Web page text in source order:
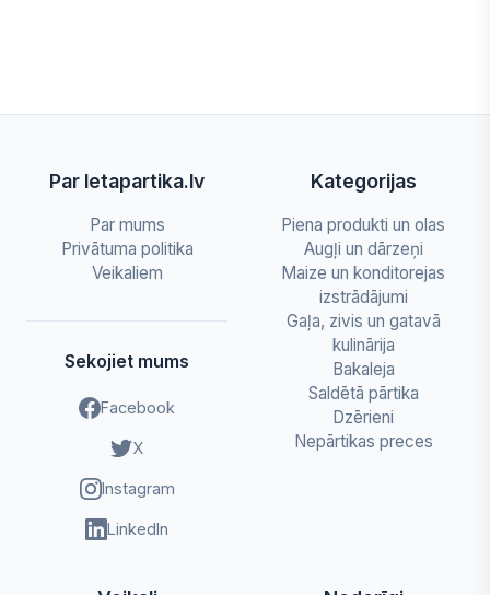
Par letapartika.lv
Par mums
Privātuma politika
Veikaliem
Sekojiet mums
Facebook
X
Instagram
LinkedIn
Kategorijas
Piena produkti un olas
Augļi un dārzeņi
Maize un konditorejas
izstrādājumi
Gaļa, zivis un gatavā
kulinārija
Bakaleja
Saldētā pārtika
Dzērieni
Nepārtikas preces